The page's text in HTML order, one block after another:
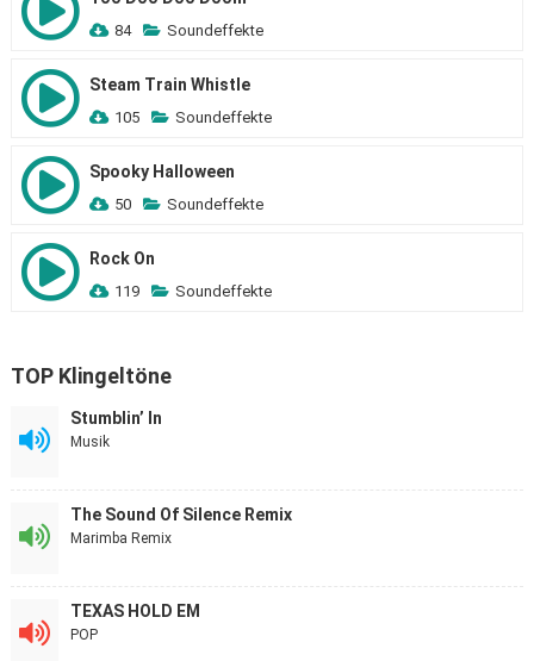
84 Soundeffekte
Steam Train Whistle
105 Soundeffekte
Spooky Halloween
50 Soundeffekte
Rock On
119 Soundeffekte
TOP Klingeltöne
Stumblin’ In
Musik
The Sound Of Silence Remix
Marimba Remix
TEXAS HOLD EM
POP